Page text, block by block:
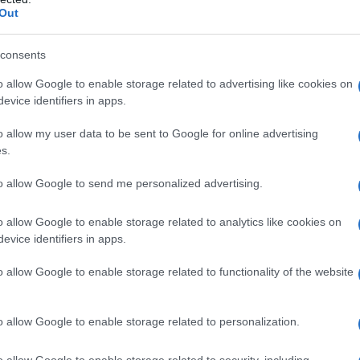
allow Google to enable storage related to advertising like cookies on
identifiers in apps.
allow my user data to be sent to Google for online advertising
allow Google to send me personalized advertising.
allow Google to enable storage related to analytics like cookies on
identifiers in apps.
allow Google to enable storage related to functionality of the website
allow Google to enable storage related to personalization.
e prolungata neutropenia), può non essere
Ci sono dati insufficienti a supportare l’efficacia
CEPIMEX è indicato nei bambini per il
uno o più ceppi batterici sensibili, aerobi ed
dopo aver ottenuto i risultati dei test di sensibilità,
associazione con antibiotici aminoglicosidici o
profilassi chirurgica nei pazienti sottoposti a
di cefepime sostanza attiva).
degli eccipienti, alle cefalosporine, alle